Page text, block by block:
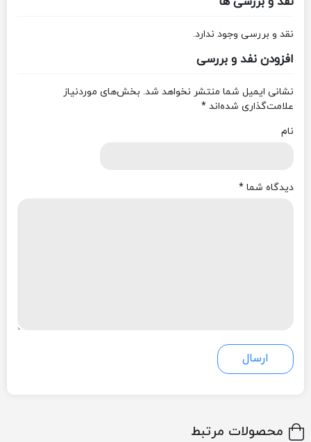
نقد و بررسی وجود ندارد.
افزودن نفد و بررسی
نشانی ایمیل شما منتشر نخواهد شد. بخش‌های موردنیاز
علامت‌گذاری شده‌اند *
نام
دیدگاه شما *
محصولات مرتبط